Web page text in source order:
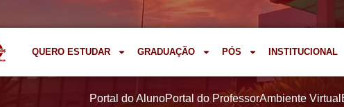
QUERO ESTUDAR GRADUAÇÃO PÓS INSTITUCIONAL
Portal do AlunoPortal do ProfessorAmbiente Virtual